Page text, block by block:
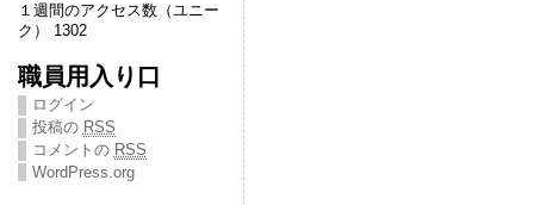
１週間のアクセス数（ユニー
ク） 1302
職員用入り口
ログイン
投稿の RSS
コメントの RSS
WordPress.org